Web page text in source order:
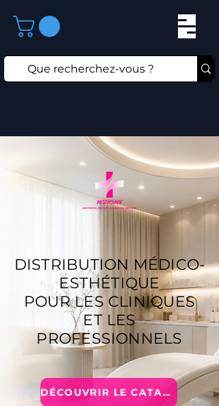
DISTRIBUTION MÉDICO-
ESTHÉTIQUE
POUR LES CLINIQUES
ET LES
PROFESSIONNELS
DÉCOUVRIR LE CATALOGUE